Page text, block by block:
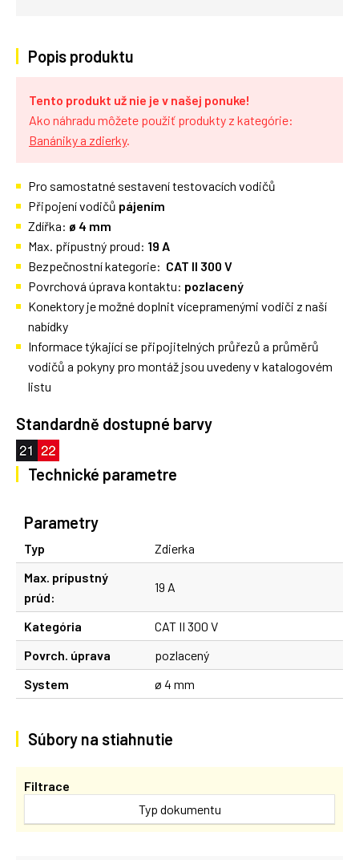
Popis produktu
Tento produkt už nie je v našej ponuke!
Ako náhradu môžete použiť produkty z kategórie:
Banániky a zdierky.
Pro samostatné sestavení testovacích vodičů
Připojení vodičů pájením
Zdířka: ø 4 mm
Max. přípustný proud: 19 A
Bezpečnostní kategorie: CAT II 300 V
Povrchová úprava kontaktu: pozlacený
Konektory je možné doplnit vícepramenými vodiči z naší
nabídky
Informace týkající se připojitelných průřezů a průměrů
vodičů a pokyny pro montáž jsou uvedeny v katalogovém
listu
Standardně dostupné barvy
Technické parametre
Parametry
Typ
Zdierka
Max. prípustný
prúd:
19 A
Kategória
CAT II 300 V
Povrch. úprava
pozlacený
System
ø 4 mm
Súbory na stiahnutie
Filtrace
Typ dokumentu